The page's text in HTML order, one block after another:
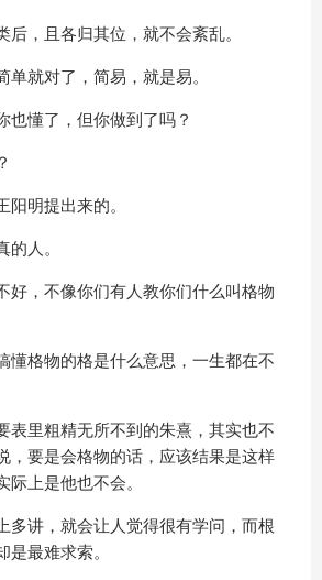
后，且各归其位，就不会紊乱。
单就对了，简易，就是易。
也懂了，但你做到了吗？
明提出来的。
人。
好，不像你们有人教你们什么叫格物
懂格物的格是什么意思，一生都在不
表里粗精无所不到的朱熹，其实也不
，要是会格物的话，应该结果是这样
上是他也不会。
多讲，就会让人觉得很有学问，而根
最难求索。